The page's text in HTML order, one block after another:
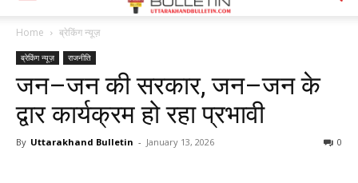
Home ब्रेकिंग न्यूज़
ब्रेकिंग न्यूज़ राजनीति
जन–जन की सरकार, जन–जन के
द्वार कार्यक्रम हो रहा प्रभावी
By Uttarakhand Bulletin - January 13, 2026 0